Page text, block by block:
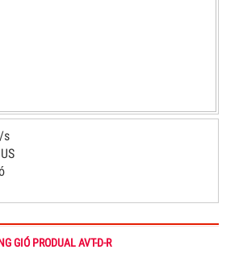
s
GIÓ PRODUAL AVT-D-R